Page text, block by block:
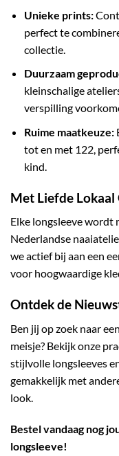
Unieke prints:
perfect te
collectie.
Duurzaam
kleinschalige
verspilling
Ruime maatkeuze:
tot en met 122,
kind.
Met Liefde Lokaal
Elke longsleeve wordt
Nederlandse
we actief bij aan een
voor hoogwaardige
Ontdek de
Ben jij op zoek naar
meisje? Bekijk onze
stijlvolle longsleeves
gemakkelijk met
look.
Bestel vandaag nog
longsleeve!